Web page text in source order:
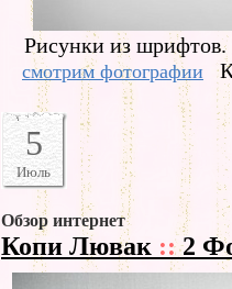
Рисунки из шрифтов.
смотрим фотографии
5
Июль
Обзор интернет
Копи Лювак ::2